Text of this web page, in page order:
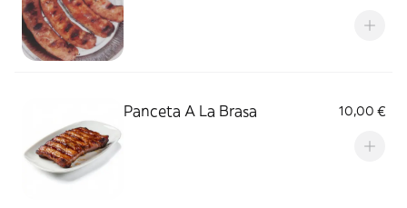
Panceta A La Brasa 10,00 €